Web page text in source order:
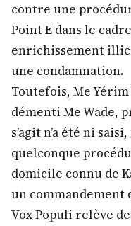
contre une
Point E dans le
enrichissement
une condamnation.
Toutefois, Me Yérim
démenti Me Wade,
s’agit n’a été ni
quelconque
domicile connu de
un commandement
Vox Populi relève